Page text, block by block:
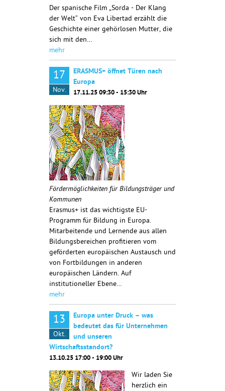
Der spanische Film „Sorda - Der Klang
der Welt“ von Eva Libertad erzählt die
Geschichte einer gehörlosen Mutter, die
sich mit den…
mehr
17
Nov.
ERASMUS+ öffnet Türen nach
Europa
17.11.25 09:30 - 15:30 Uhr
Fördermöglichkeiten für Bildungsträger und
Kommunen
Erasmus+ ist das wichtigste EU-
Programm für Bildung in Europa.
Mitarbeitende und Lernende aus allen
Bildungsbereichen profitieren vom
geförderten europäischen Austausch und
von Fortbildungen in anderen
europäischen Ländern. Auf
institutioneller Ebene…
mehr
13
Okt.
Europa unter Druck – was
bedeutet das für Unternehmen
und unseren
Wirtschaftsstandort?
13.10.25 17:00 - 19:00 Uhr
Wir laden Sie
herzlich ein